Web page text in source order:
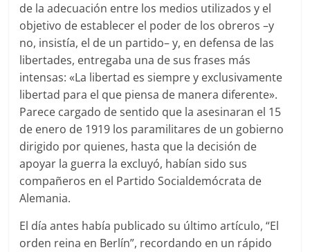
de la adecuación entre los medios utilizados y el
objetivo de establecer el poder de los obreros –y
no, insistía, el de un partido– y, en defensa de las
libertades, entregaba una de sus frases más
intensas: «La libertad es siempre y exclusivamente
libertad para el que piensa de manera diferente».
Parece cargado de sentido que la asesinaran el 15
de enero de 1919 los paramilitares de un gobierno
dirigido por quienes, hasta que la decisión de
apoyar la guerra la excluyó, habían sido sus
compañeros en el Partido Socialdemócrata de
Alemania.
El día antes había publicado su último artículo, “El
orden reina en Berlín”, recordando en un rápido